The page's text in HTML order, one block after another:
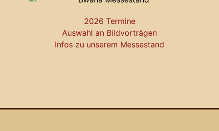
2026 Termine
Auswahl an Bildvorträgen
Infos zu unserem Messestand